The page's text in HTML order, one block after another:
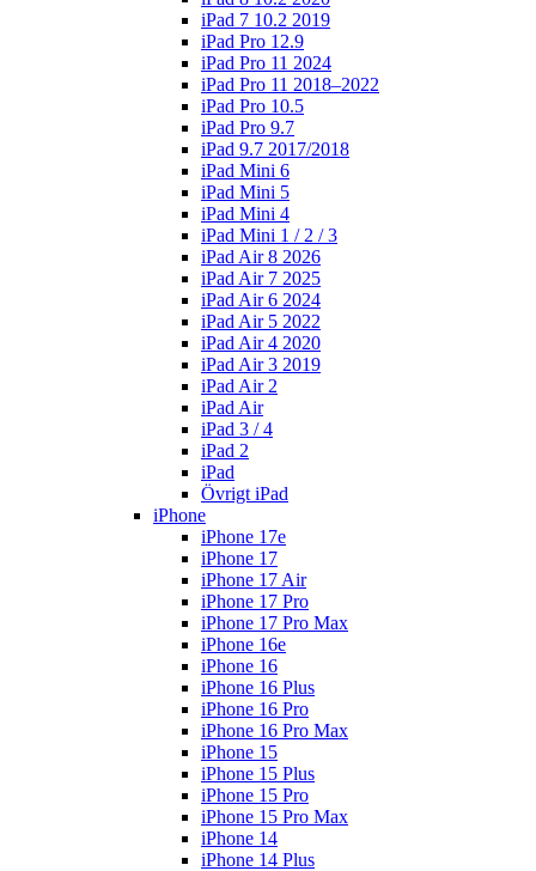
iPad 7 10.2 2019
iPad Pro 12.9
iPad Pro 11 2024
iPad Pro 11 2018–2022
iPad Pro 10.5
iPad Pro 9.7
iPad 9.7 2017/2018
iPad Mini 6
iPad Mini 5
iPad Mini 4
iPad Mini 1 / 2 / 3
iPad Air 8 2026
iPad Air 7 2025
iPad Air 6 2024
iPad Air 5 2022
iPad Air 4 2020
iPad Air 3 2019
iPad Air 2
iPad Air
iPad 3 / 4
iPad 2
iPad
Övrigt iPad
iPhone
iPhone 17e
iPhone 17
iPhone 17 Air
iPhone 17 Pro
iPhone 17 Pro Max
iPhone 16e
iPhone 16
iPhone 16 Plus
iPhone 16 Pro
iPhone 16 Pro Max
iPhone 15
iPhone 15 Plus
iPhone 15 Pro
iPhone 15 Pro Max
iPhone 14
iPhone 14 Plus